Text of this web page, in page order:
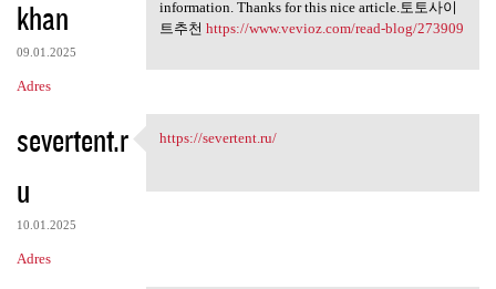
khan
09.01.2025
Adres
information. Thanks for this nice article.토토사이
트추천 https://www.vevioz.com/read-blog/273909
severtent.r
u
10.01.2025
Adres
https://severtent.ru/
https://severtent.ru/